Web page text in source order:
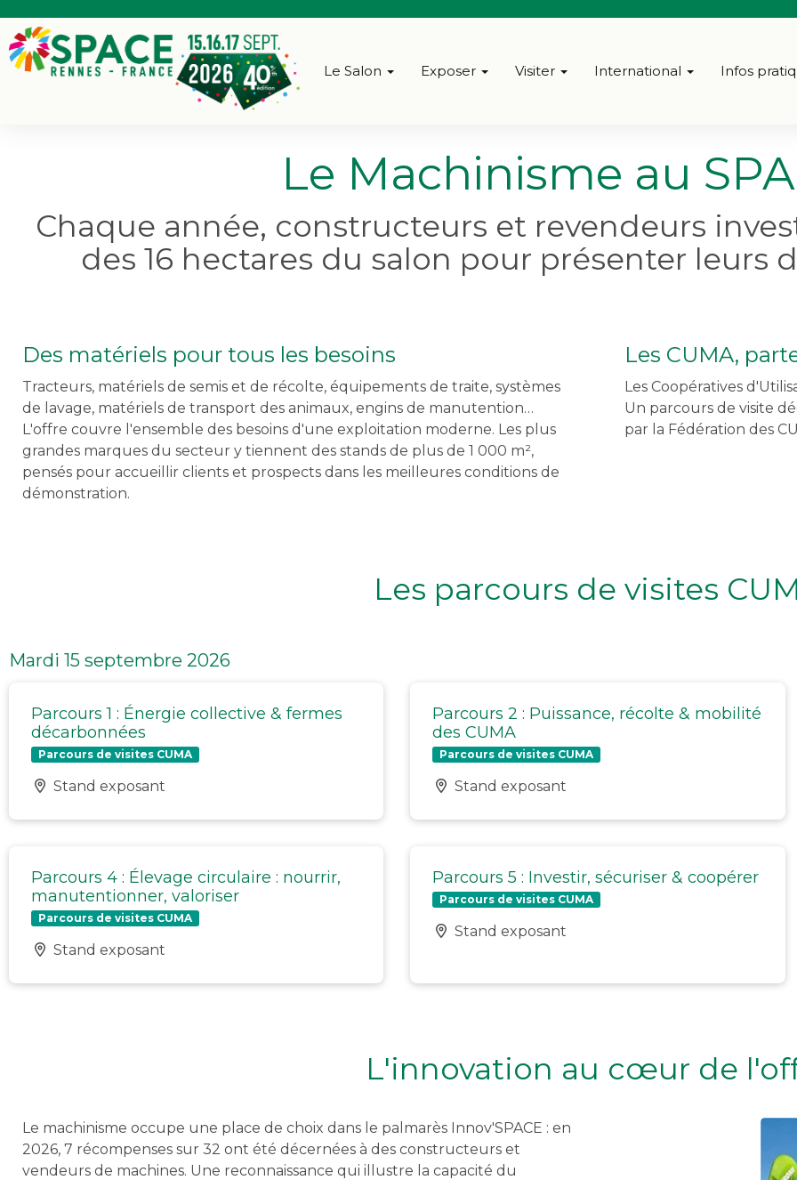
Le Salon Exposer Visiter International Infos
Le Machinisme au
Chaque année, constructeurs et revendeurs
des 16 hectares du salon pour présenter leurs
Des matériels pour tous les besoins
Tracteurs, matériels de semis et de récolte, équipements de traite, systèmes
de lavage, matériels de transport des animaux, engins de manutention…
L'offre couvre l'ensemble des besoins d'une exploitation moderne. Les plus
grandes marques du secteur y tiennent des stands de plus de 1 000 m²,
pensés pour accueillir clients et prospects dans les meilleures conditions de
démonstration.
Les CUMA,
Les Coopératives
Un parcours de visite
par la Fédération des
Les parcours de visites
Mardi 15 septembre 2026
Parcours 1 : Énergie collective & fermes
décarbonnées
Parcours de visites CUMA
Stand exposant
Parcours 2 : Puissance, récolte & mobilité
des CUMA
Parcours de visites CUMA
Stand exposant
Parcours 4 : Élevage circulaire : nourrir,
manutentionner, valoriser
Parcours de visites CUMA
Stand exposant
Parcours 5 : Investir, sécuriser & coopérer
Parcours de visites CUMA
Stand exposant
L'innovation au cœur de
Le machinisme occupe une place de choix dans le palmarès Innov'SPACE : en
2026, 7 récompenses sur 32 ont été décernées à des constructeurs et
vendeurs de machines. Une reconnaissance qui illustre la capacité du